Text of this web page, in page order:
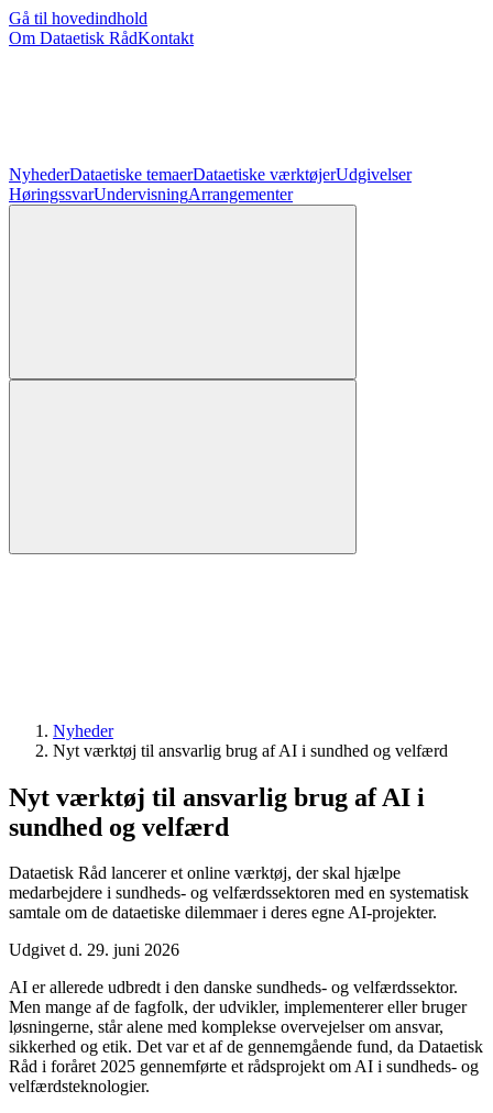
Gå til hovedindhold
Om Dataetisk RådKontakt
NyhederDataetiske temaerDataetiske værktøjerUdgivelser
HøringssvarUndervisningArrangementer
Nyheder
Nyt værktøj til ansvarlig brug af AI i sundhed og velfærd
Nyt værktøj til ansvarlig brug af AI i
sundhed og velfærd
Dataetisk Råd lancerer et online værktøj, der skal hjælpe
medarbejdere i sundheds- og velfærdssektoren med en systematisk
samtale om de dataetiske dilemmaer i deres egne AI-projekter.
Udgivet d. 29. juni 2026
AI er allerede udbredt i den danske sundheds- og velfærdssektor.
Men mange af de fagfolk, der udvikler, implementerer eller bruger
løsningerne, står alene med komplekse overvejelser om ansvar,
sikkerhed og etik. Det var et af de gennemgående fund, da Dataetisk
Råd i foråret 2025 gennemførte et rådsprojekt om AI i sundheds- og
velfærdsteknologier.